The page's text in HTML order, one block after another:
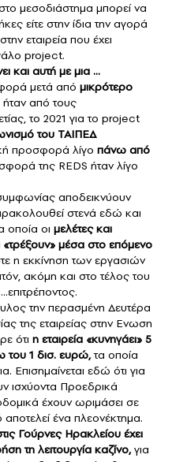
μεσοδιάστημα μπορεί να
είτε στην ίδια την αγορά
εταιρεία που έχει
project.
και αυτή με μια …
μετά από μικρότερο
από τους
το 2021 για το project
του ΤΑΙΠΕΔ
προσφορά λίγο πάνω από
της REDS ήταν λίγο
αποδεικνύουν
στενά εδώ και
οποία οι μελέτες και
«τρέξουν» μέσα στο επόμενο
η εκκίνηση των εργασιών
ακόμη και στο τέλος του
την περασμένη Δευτέρα
της εταιρείας στην Ενωση
ότι η εταιρεία «κυνηγάει» 5
του 1 δισ. ευρώ,τα οποία
Επισημαίνεται εδώ ότι για
ισχύοντα Προεδρικά
έχουν ωριμάσει σε
ένα πλεονέκτημα.
Γούρνες Ηρακλείου έχει
τη λειτουργία καζίνο,για